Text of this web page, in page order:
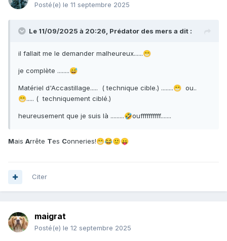
Posté(e) le 11 septembre 2025
Le 11/09/2025 à 20:26, Prédator des mers a dit :
il fallait me le demander malheureux......😁
je complète ........😅
Matériel d'Accastillage..... ( technique cible.) ........😁 ou..
😁..... ( techniquement ciblé.)
heureusement que je suis là .........🤣ouffffffffff.......
Mais Arrête Tes Conneries!😁😂🙂😛
Citer
maigrat
Posté(e) le 12 septembre 2025